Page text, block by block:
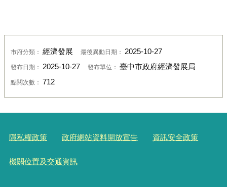
市府分類： 經濟發展 最後異動日期： 2025-10-27
發布日期： 2025-10-27 發布單位： 臺中市政府經濟發展局
點閱次數： 712
隱私權政策 政府網站資料開放宣告 資訊安全政策
機關位置及交通資訊